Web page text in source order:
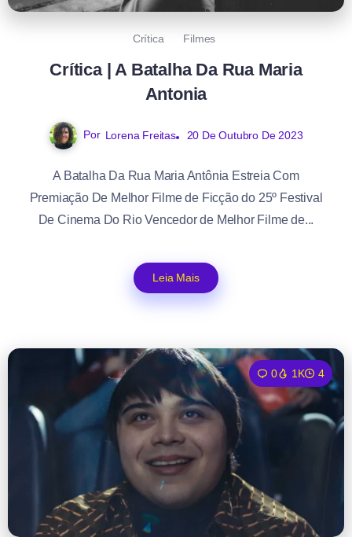
Crítica Filmes
Crítica | A Batalha Da Rua Maria
Antonia
Por Lorena Freitas 20 De Outubro De 2023
A Batalha Da Rua Maria Antônia Estreia Com
Premiação De Melhor Filme de Ficção do 25º Festival
De Cinema Do Rio Vencedor de Melhor Filme de...
Leia Mais
0 1K 4